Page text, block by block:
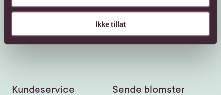
Ikke tillat
Kundeservice Sende blomster